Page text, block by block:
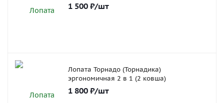
1 500 ₽/шт
Лопата Торнадо (Торнадика)
эргономичная 2 в 1 (2 ковша)
1 800 ₽/шт